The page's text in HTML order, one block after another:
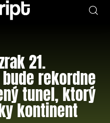
21.
rekordne
tunel, ktorý
kontinent